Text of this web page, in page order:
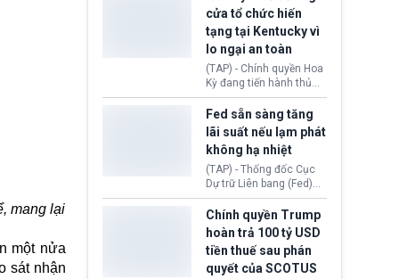
mang lại
một nửa
sát nhận
nhằm duy trì hoạt động
Chủ tịch Gianni Infantino
tiếp tục đối mặt cáo
buộc dùng sức ép tài
chính để đổi lấy sự ủng
chính trị từ Liên đoàn
Bóng đá Jordan. Trước
áp lực dồn dập, FIFA phải
tổ chức cuộc họp khẩn ở
Morocco.
cửa tổ chức hiến
tạng tại Kentucky vì
lo ngại an toàn
(TAP) - Chính quyền Hoa
Kỳ đang tiến hành thủ
tục thu hồi chứng nhận
hoạt động của tổ chức
hiến tạng Network for
Hope (bang Kentucky).
Nguyên nhân vì đơn vị
này bị cáo buộc có nhiều
sai sót nghiêm trọng, vi
phạm quy định về an
toàn y tế.
Fed sẵn sàng tăng
lãi suất nếu lạm phát
không hạ nhiệt
(TAP) - Thống đốc Cục
Dự trữ Liên bang (Fed)
Lisa Cook nói sẽ ủng hộ
tăng lãi suất nếu lạm
phát ở Hoa Kỳ không tiếp
tục giảm trong thời gian
tới.
Chính quyền Trump
hoàn trả 100 tỷ USD
tiền thuế sau phán
quyết của SCOTUS